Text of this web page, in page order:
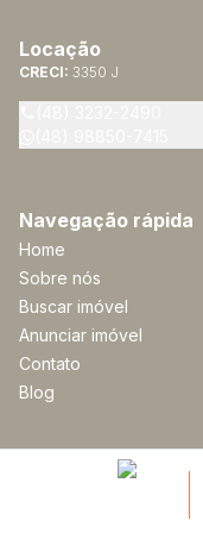
Locação
CRECI: 3350 J
Navegação rápida
Home
Sobre nós
Buscar imóvel
Anunciar imóvel
Contato
Blog